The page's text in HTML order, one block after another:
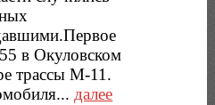
в Окуловском
трассы М-11.
далее